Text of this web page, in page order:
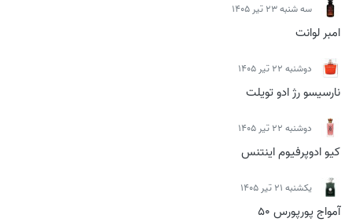
سه شنبه 23 تیر 1405
امبر لوانت
دوشنبه 22 تیر 1405
نارسیسو رژ ادو تویلت
دوشنبه 22 تیر 1405
کیو ادوپرفیوم اینتنس
يكشنبه 21 تیر 1405
آمواج پورپورس 50